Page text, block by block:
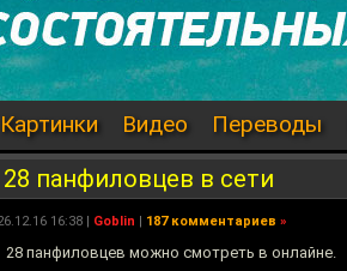
Картинки Видео Переводы
28 панфиловцев в сети
16:38 | Goblin | 187 комментариев »
28 панфиловцев можно смотреть в онлайне.